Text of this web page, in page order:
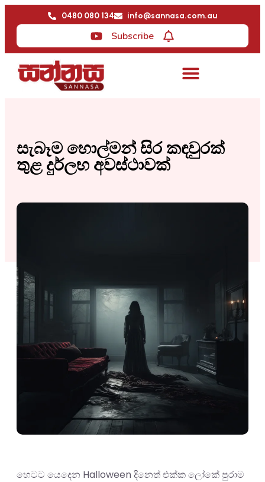
0480 080 134 info@sannasa.com.au
Subscribe
සැබෑම හොල්මන් සිර කඳවුරක්
තුළ දුර්ලභ අවස්ථාවක්
හෙටට යෙදෙන Halloween දිනෙත් එක්ක ලෝකේ පුරාම